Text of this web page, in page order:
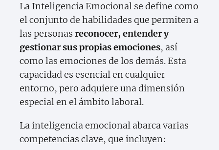
La Inteligencia Emocional se define como
el conjunto de habilidades que permiten a
las personas reconocer, entender y
gestionar sus propias emociones, así
como las emociones de los demás. Esta
capacidad es esencial en cualquier
entorno, pero adquiere una dimensión
especial en el ámbito laboral.
La inteligencia emocional abarca varias
competencias clave, que incluyen: